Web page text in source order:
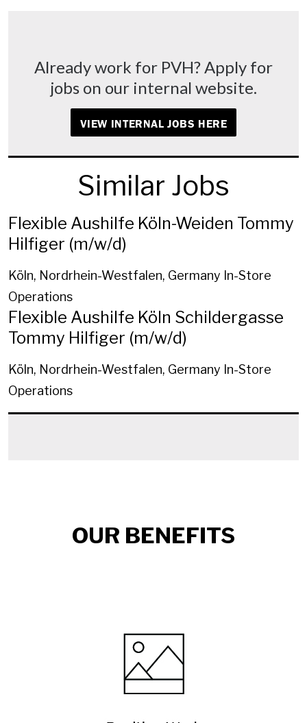
Already work for PVH? Apply for
jobs on our internal website.
VIEW INTERNAL JOBS HERE
Similar Jobs
Flexible Aushilfe Köln-Weiden Tommy
Hilfiger (m/w/d)
Köln, Nordrhein-Westfalen, Germany In-Store
Operations
Flexible Aushilfe Köln Schildergasse
Tommy Hilfiger (m/w/d)
Köln, Nordrhein-Westfalen, Germany In-Store
Operations
OUR BENEFITS